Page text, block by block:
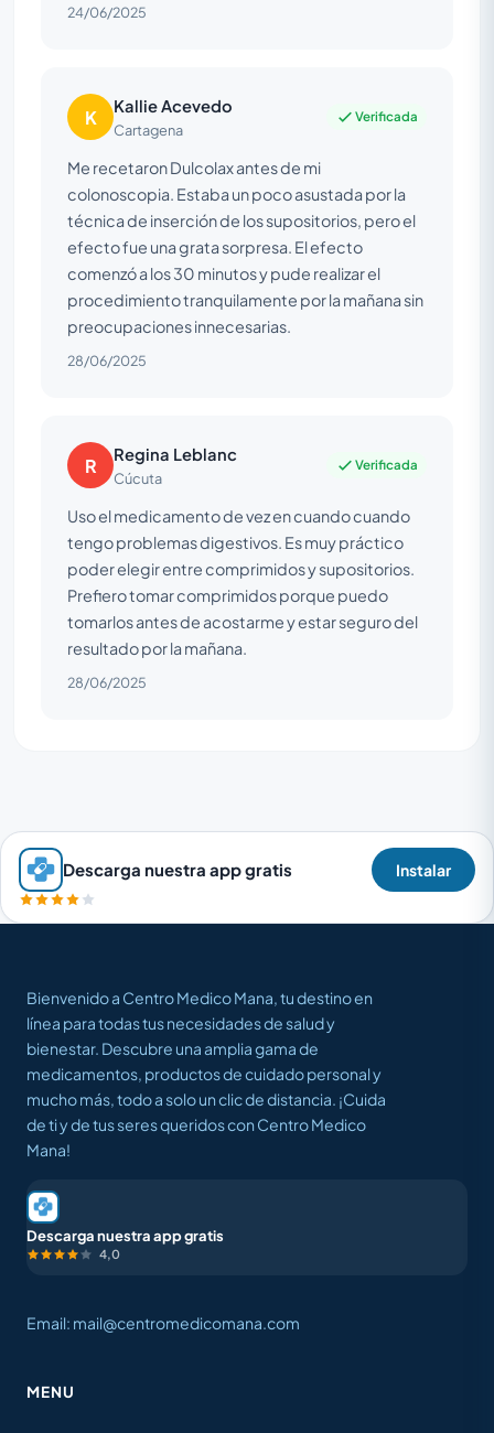
24/06/2025
K Kallie Acevedo
Cartagena
Verificada
Me recetaron Dulcolax antes de mi
colonoscopia. Estaba un poco asustada por la
técnica de inserción de los supositorios, pero el
efecto fue una grata sorpresa. El efecto
comenzó a los 30 minutos y pude realizar el
procedimiento tranquilamente por la mañana sin
preocupaciones innecesarias.
28/06/2025
R Regina Leblanc
Cúcuta
Verificada
Uso el medicamento de vez en cuando cuando
tengo problemas digestivos. Es muy práctico
poder elegir entre comprimidos y supositorios.
Prefiero tomar comprimidos porque puedo
tomarlos antes de acostarme y estar seguro del
resultado por la mañana.
28/06/2025
Descarga nuestra app gratis Instalar
Bienvenido a Centro Medico Mana, tu destino en
línea para todas tus necesidades de salud y
bienestar. Descubre una amplia gama de
medicamentos, productos de cuidado personal y
mucho más, todo a solo un clic de distancia. ¡Cuida
de ti y de tus seres queridos con Centro Medico
Mana!
Descarga nuestra app gratis
4,0
Email: mail@centromedicomana.com
MENU